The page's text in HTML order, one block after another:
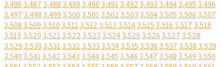
3,486 3,487 3,488 3,489 3,490 3,4913,492 3,493 3,4943,495 3,496
3,497 3,498 3,499 3,500 3,5013,502 3,503 3,5043,505 3,506 3,507
3,508 3,509 3,510 3,5113,512 3,513 3,5143,515 3,516 3,517 3,518
3,519 3,520 3,5213,522 3,523 3,5243,525 3,526 3,527 3,528
3,529 3,530 3,5313,532 3,533 3,5343,535 3,536 3,537 3,538 3,539
3,540 3,5413,542 3,543 3,5443,545 3,546 3,547 3,548 3,549 3,550